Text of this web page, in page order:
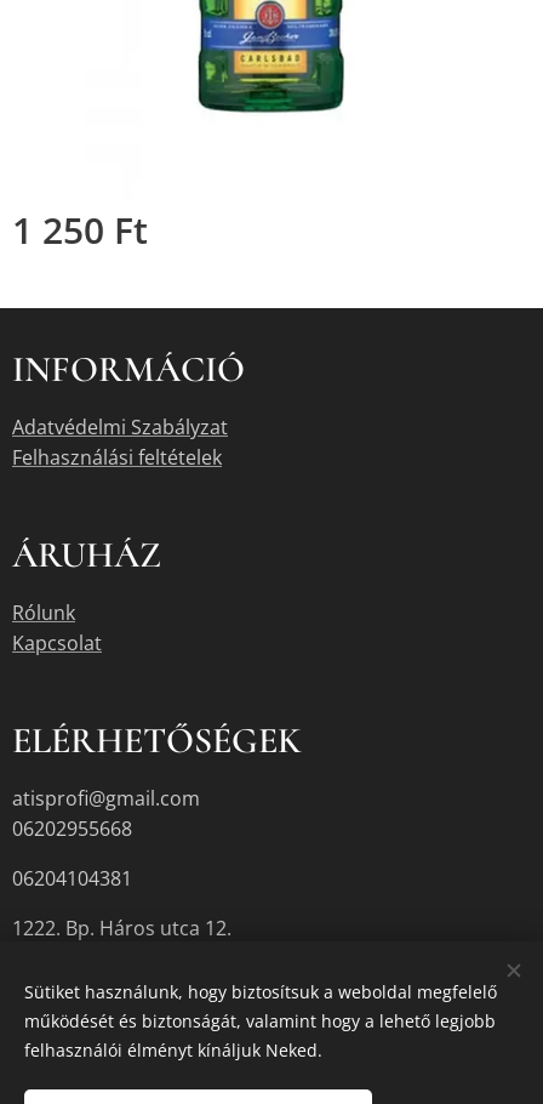
1 250 Ft
INFORMÁCIÓ
Adatvédelmi Szabályzat
Felhasználási feltételek
ÁRUHÁZ
Rólunk
Kapcsolat
ELÉRHETŐSÉGEK
atisprofi@gmail.com
06202955668
06204104381
1222. Bp. Háros utca 12.
A termékek aktuális készletéről érdeklődjön az üzletben, vagy a
megadott elérhetőségek egyikén.
Sütiket használunk, hogy biztosítsuk a weboldal megfelelő
működését és biztonságát, valamint hogy a lehető legjobb
felhasználói élményt kínáljuk Neked.